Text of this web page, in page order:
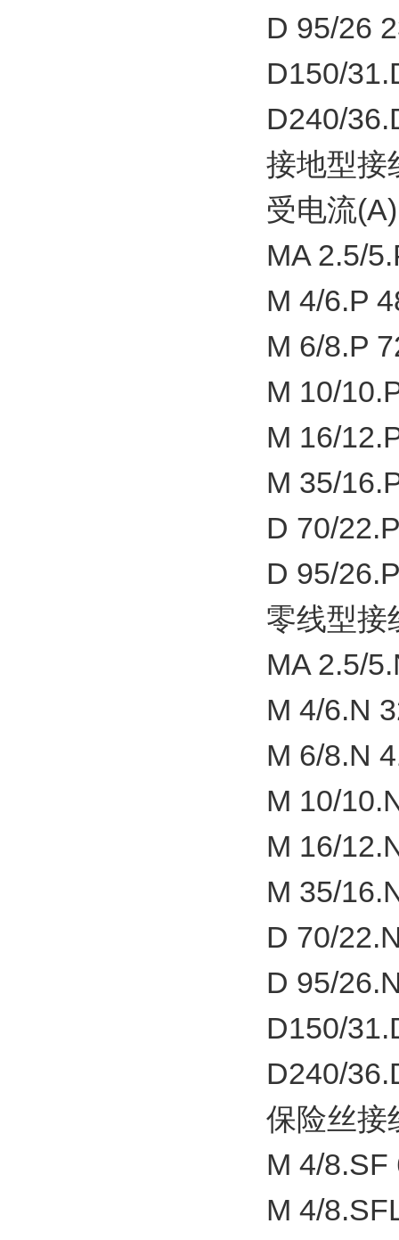
D 95/26
D150/
D240/
接地型接
受电流(A)
MA 2.5/
M 4/6.P
M 6/8.P
M 10/
M 16/
M 35/
D 70/
D 95/
零线型接
MA 2.5/
M 4/6.N
M 6/8.N
M 10/
M 16/
M 35/
D 70/
D 95/
D150/
D240/
保险丝接
M 4/
M 4/